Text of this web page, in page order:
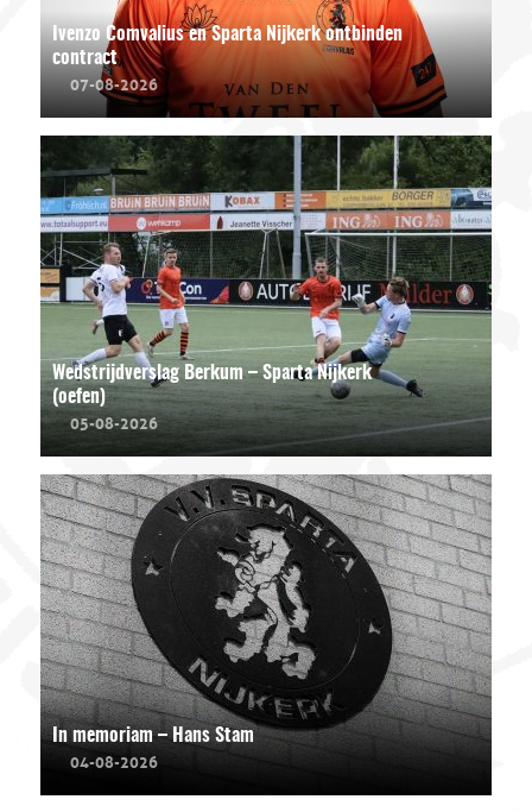
Ivenzo Comvalius en Sparta Nijkerk ontbinden
contract
07-08-2026
Wedstrijdverslag Berkum – Sparta Nijkerk
(oefen)
05-08-2026
In memoriam – Hans Stam
04-08-2026